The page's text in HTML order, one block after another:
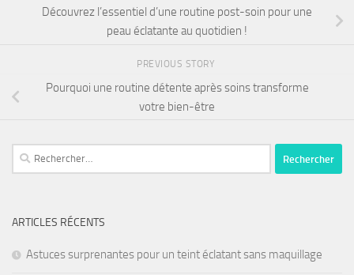
Découvrez l’essentiel d’une routine post-soin pour une
peau éclatante au quotidien !
PREVIOUS STORY
Pourquoi une routine détente après soins transforme
votre bien-être
ARTICLES RÉCENTS
Astuces surprenantes pour un teint éclatant sans maquillage